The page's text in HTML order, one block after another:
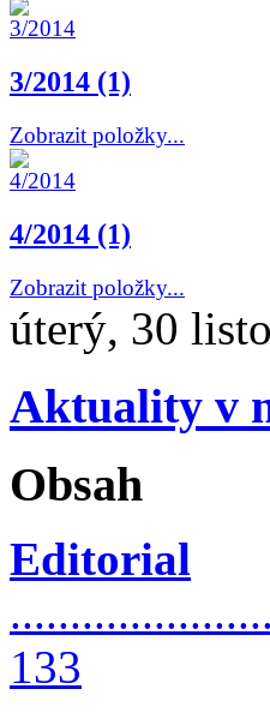
3/2014 (1)
Zobrazit položky...
4/2014 (1)
Zobrazit položky...
úterý, 30
Aktuality v
Obsah
Editorial
133